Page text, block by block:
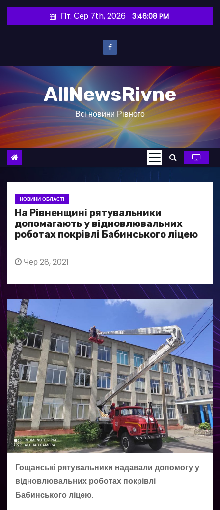
и
о
в
Пт. Сер 7th, 2026 3:46:09 PM
AllNewsRivne
Всі новини Рівного
НОВИНИ ОБЛАСТІ
На Рівненщині рятувальники
допомагають у відновлювальних
роботах покрівлі Бабинського ліцею
Чер 28, 2021
Гощанські рятувальники надавали допомогу у
відновлювальних роботах покрівлі
Бабинського ліцею.